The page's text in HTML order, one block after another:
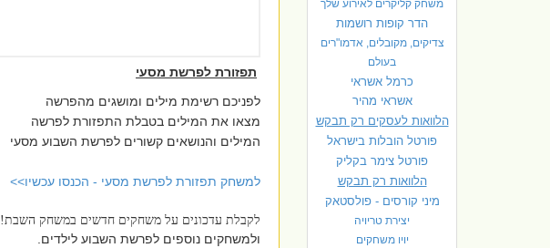
משחק קליקרים לאירוע שלך
הדר קופות רושמות
צדיקים, מקובלים, אדמו"רים
בעולם
כרמל אשראי
אשראי מהיר
הלוואות לעסקים רק תבקש
פורטל הובלות בישראל
פורטל צימר בקליק
הלוואות רק תבקש
מיני קורסים - פולסטאק
יצירת טריויה
יויו משחקים
תפזורת לפרשת מסעי
לפניכם רשימת מילים ומושגים מהפרשה
מצאו את המילים בטבלת התפזורת לפרשה
המילים והנושאים קשורים לפרשת השבוע מסעי
למשחק תפזורת לפרשת מסעי - הכנסו עכשיו>>
לקבלת עדכונים על משחקים חדשים במשחק השבת!
ולמשחקים נוספים לפרשת השבוע לילדים.